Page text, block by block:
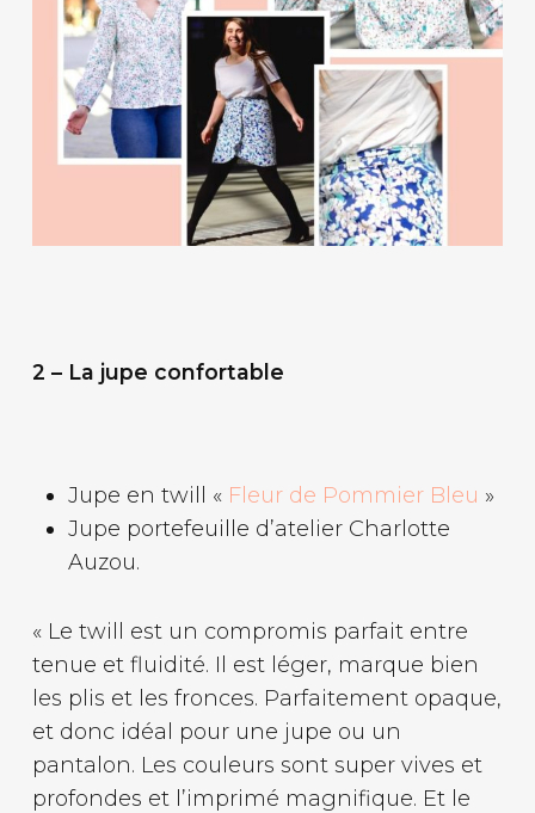
2 – La jupe confortable
Jupe en twill « Fleur de Pommier Bleu »
Jupe portefeuille d’atelier Charlotte
Auzou.
« Le twill est un compromis parfait entre
tenue et fluidité. Il est léger, marque bien
les plis et les fronces. Parfaitement opaque,
et donc idéal pour une jupe ou un
pantalon. Les couleurs sont super vives et
profondes et l’imprimé magnifique. Et le